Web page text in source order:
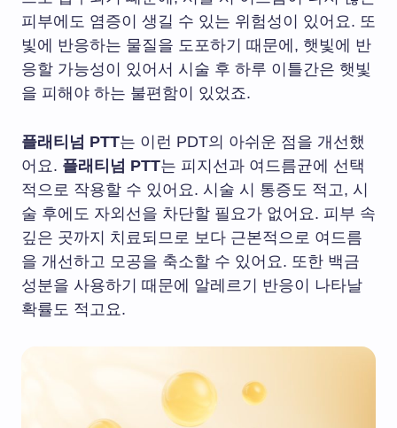
피부에도 염증이 생길 수 있는 위험성이 있어요. 또
빛에 반응하는 물질을 도포하기 때문에, 햇빛에 반
응할 가능성이 있어서 시술 후 하루 이틀간은 햇빛
을 피해야 하는 불편함이 있었죠.
플래티넘 PTT는 이런 PDT의 아쉬운 점을 개선했
어요. 플래티넘 PTT는 피지선과 여드름균에 선택
적으로 작용할 수 있어요. 시술 시 통증도 적고, 시
술 후에도 자외선을 차단할 필요가 없어요. 피부 속
깊은 곳까지 치료되므로 보다 근본적으로 여드름
을 개선하고 모공을 축소할 수 있어요. 또한 백금
성분을 사용하기 때문에 알레르기 반응이 나타날
확률도 적고요.